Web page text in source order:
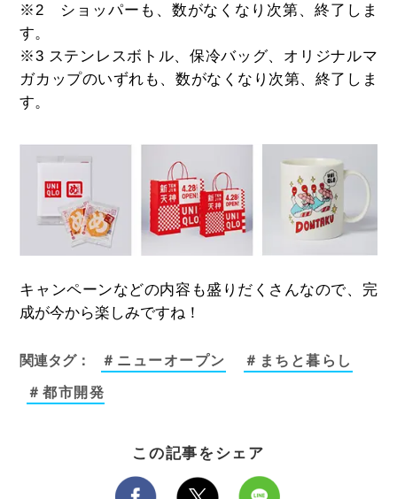
※2 ショッパーも、数がなくなり次第、終了しま
す。
※3 ステンレスボトル、保冷バッグ、オリジナルマ
ガカップのいずれも、数がなくなり次第、終了しま
す。
キャンペーンなどの内容も盛りだくさんなので、完
成が今から楽しみですね！
関連タグ： ＃ニューオープン ＃まちと暮らし
＃都市開発
この記事をシェア